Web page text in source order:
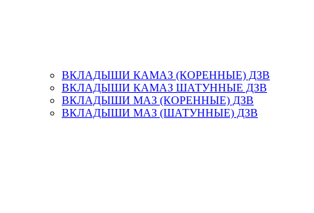
ВКЛАДЫШИ КАМАЗ (КОРЕННЫЕ) ДЗВ
ВКЛАДЫШИ КАМАЗ ШАТУННЫЕ ДЗВ
ВКЛАДЫШИ МАЗ (КОРЕННЫЕ) ДЗВ
ВКЛАДЫШИ МАЗ (ШАТУННЫЕ) ДЗВ